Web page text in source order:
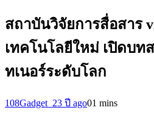
สถาบันวิจัยการสื่อสาร
เทคโนโลยีใหม่ เปิดบท
ทเนอร์ระดับโลก
108Gadget_23 ปี ago01 mins